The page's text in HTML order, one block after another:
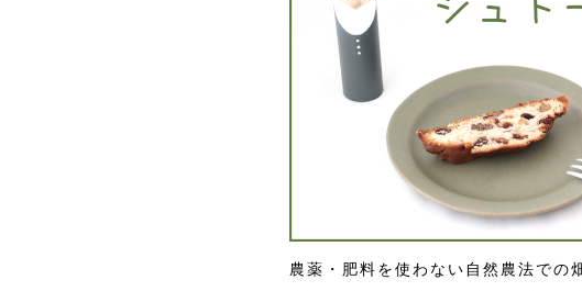
農薬・肥料を使わない自然農法での